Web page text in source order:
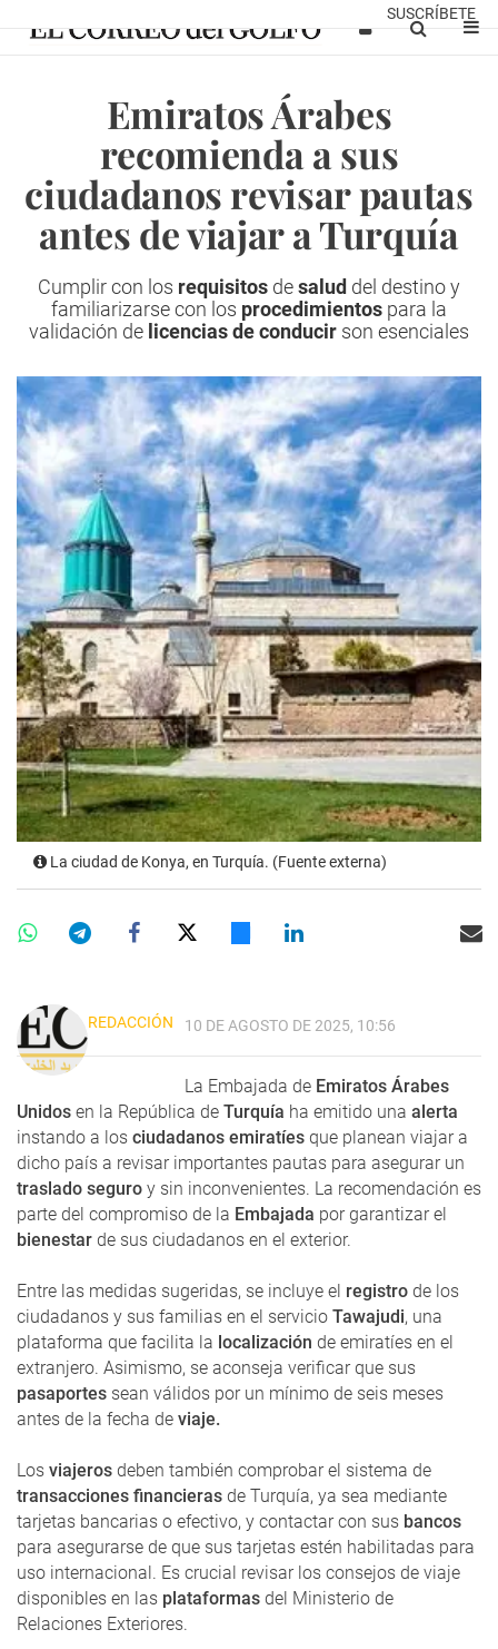
SUSCRÍBETE
Emiratos Árabes
recomienda a sus
ciudadanos revisar pautas
antes de viajar a Turquía
Cumplir con los requisitos desalud del destino y
familiarizarse con los procedimientos para la
validación de licencias de conducir son esenciales
La ciudad de Konya, en Turquía. (Fuente externa)
REDACCIÓN 10 DE AGOSTO DE 2025, 10:56
La Embajada de Emiratos Árabes
Unidos en la República de Turquía ha emitido una alerta
instando a los ciudadanos emiratíes que planean viajar a
dicho país a revisar importantes pautas para asegurar un
traslado seguro y sin inconvenientes. La recomendación es
parte del compromiso de la Embajada por garantizar el
bienestar de sus ciudadanos en el exterior.
Entre las medidas sugeridas, se incluye el registro de los
ciudadanos y sus familias en el servicio Tawajudi, una
plataforma que facilita la localización de emiratíes en el
extranjero. Asimismo, se aconseja verificar que sus
pasaportes sean válidos por un mínimo de seis meses
antes de la fecha de viaje.
Los viajeros deben también comprobar el sistema de
transacciones financieras de Turquía, ya sea mediante
tarjetas bancarias o efectivo, y contactar con sus bancos
para asegurarse de que sus tarjetas estén habilitadas para
uso internacional. Es crucial revisar los consejos de viaje
disponibles en las plataformas del Ministerio de
Relaciones Exteriores.